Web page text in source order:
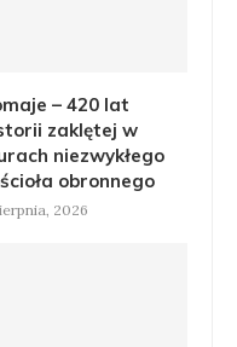
– 420 lat
zaklętej w
niezwykłego
obronnego
2026